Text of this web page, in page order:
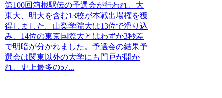
第100回箱根駅伝の予選会が行われ、大
東大、明大を含む13校が本戦出場権を獲
得しました。山梨学院大は13位で滑り込
み、14位の東京国際大とはわずか3秒差
で明暗が分かれました。予選会の結果予
選会は関東以外の大学にも門戸が開か
れ、史上最多の57...